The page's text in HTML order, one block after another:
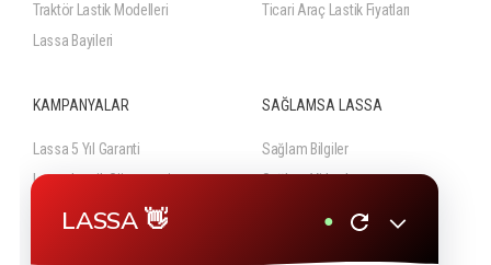
Traktör Lastik Modelleri
Lassa Bayileri
Ticari Araç Lastik Fiyatları
KAMPANYALAR
Lassa 5 Yıl Garanti
Lassa Lastik Güvencesi
Güncel Lastik Kampanyaları
SAĞLAMSA LASSA
Sağlam Bilgiler
Sağlam Videolar